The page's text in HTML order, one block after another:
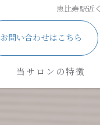
恵比寿駅近
お問い合わせはこちら
当サロンの特徴